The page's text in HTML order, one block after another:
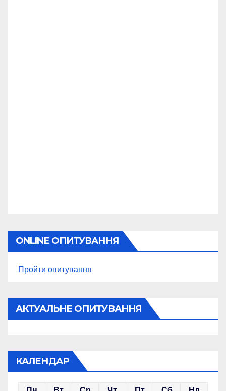
ONLINE ОПИТУВАННЯ
Пройти опитування
АКТУАЛЬНЕ ОПИТУВАННЯ
КАЛЕНДАР